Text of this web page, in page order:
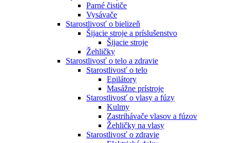
Parné čističe
Vysávače
Starostlivosť o bielizeň
Šijacie stroje a príslušenstvo
Šijacie stroje
Žehličky
Starostlivosť o telo a zdravie
Starostlivosť o telo
Epilátory
Masážne prístroje
Starostlivosť o vlasy a fúzy
Kulmy
Zastrihávače vlasov a fúzov
Žehličky na vlasy
Starostlivosť o zdravie